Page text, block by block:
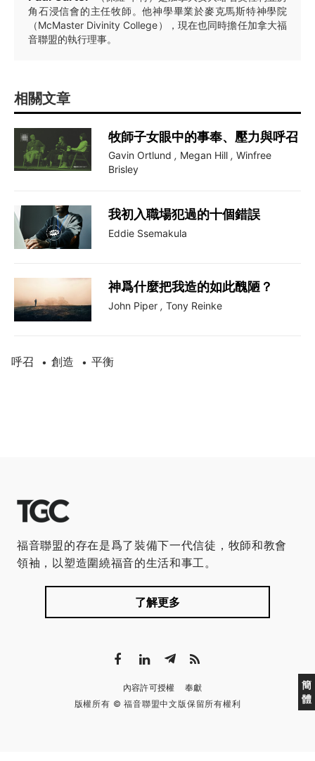
角石浸信會的主任牧師。他神學畢業於麥克馬斯特神學院
（McMaster Divinity College），現在也同時擔任加拿大福
音聯盟的執行理事。
相關文章
牧師子女眼中的事奉、壓力與呼召
Gavin Ortlund , Megan Hill , Winfree
Brisley
我初入職場犯過的十個錯誤
Eddie Ssemakula
神爲什麼把我造的如此醜陋？
John Piper , Tony Reinke
呼召 • 創造 • 平衡
簡
體
福音聯盟的存在是爲了裝備下一代信徒，牧師和教會
領袖，以塑造圍繞福音的生活和事工。
了解更多
內容許可授權
奉獻
版權所有 © 福音聯盟中文版保留所有權利